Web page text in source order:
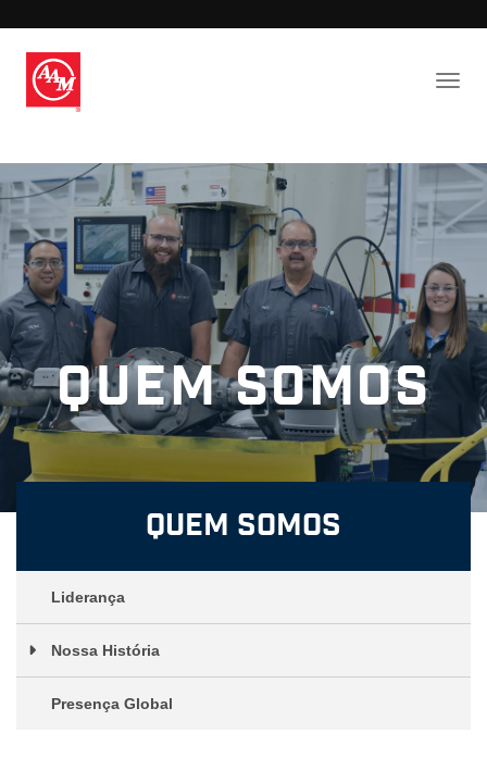
Quem somos
Quem somos
Liderança
Nossa História
Presença Global